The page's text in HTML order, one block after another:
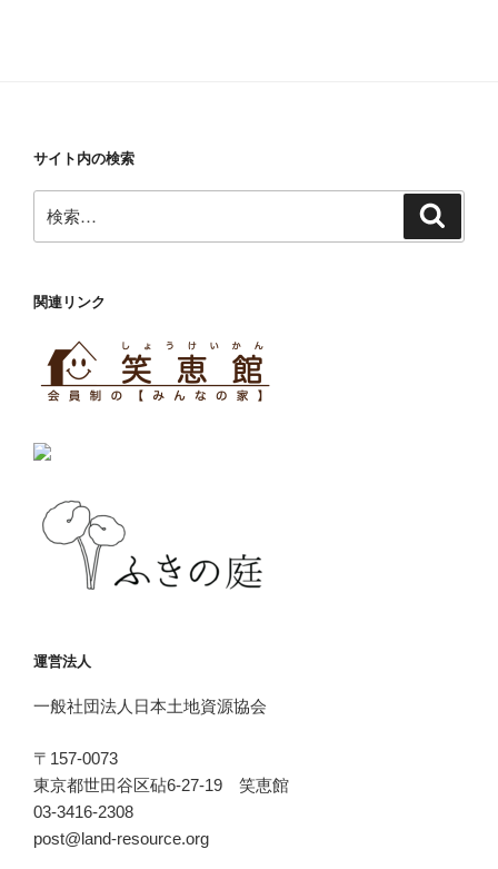
サイト内の検索
索:
関連リンク
運営法人
一般社団法人日本土地資源協会
〒157-0073
東京都世田谷区砧6-27-19 笑恵館
03-3416-2308
post@land-resource.org